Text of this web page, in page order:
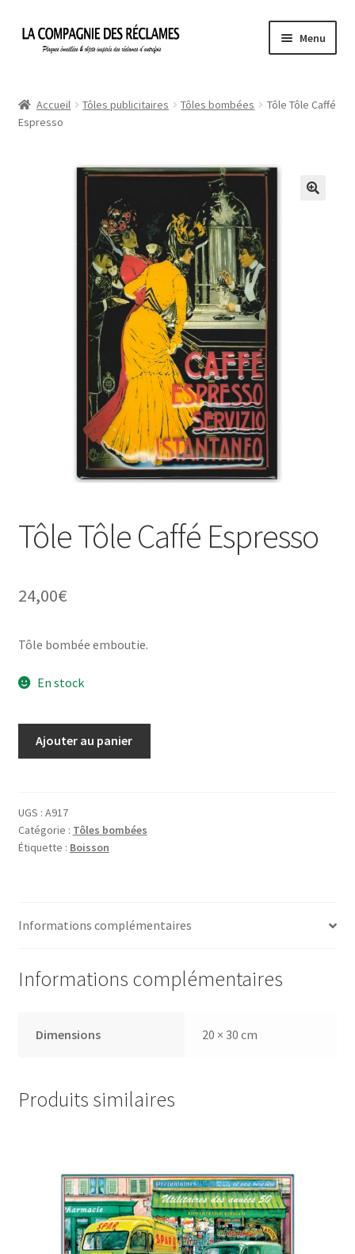
Aller
Aller
Menu
À propos de La Compagnie des Réclames
Informations légales
Mon compte
Politique de confidentialité
Une histoire de plaques émaillées
Accueil Tôles publicitaires Tôles bombées
Tôle Tôle Caffé
Espresso
Tôle Tôle Caffé Espresso
24,00€
Tôle bombée emboutie.
En stock
Caffé
Espresso
Ajouter au panier
UGS : A917
Catégorie : Tôles bombées
Étiquette : Boisson
Informations complémentaires
Informations complémentaires
Dimensions 20 × 30 cm
Produits similaires